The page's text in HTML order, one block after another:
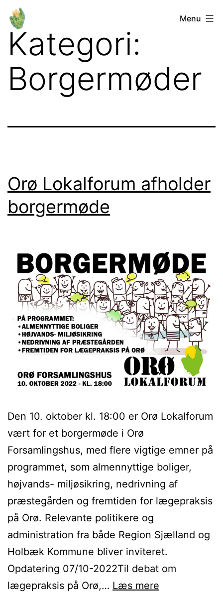
Fortsæt
indhold
Orø
Lokalforum
Menu
Kategori:
Borgermøder
Orø Lokalforum afholder
borgermøde
Den 10. oktober kl. 18:00 er Orø Lokalforum
vært for et borgermøde i Orø
Forsamlingshus, med flere vigtige emner på
programmet, som almennyttige boliger,
højvands- miljøsikring, nedrivning af
præstegården og fremtiden for lægepraksis
på Orø. Relevante politikere og
administration fra både Region Sjælland og
Holbæk Kommune bliver inviteret.
Opdatering 07/10-2022Til debat om
lægepraksis på Orø,… Læs mere